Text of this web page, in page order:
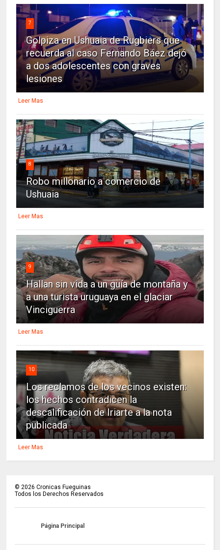
7
Golpiza en Ushuaia de Rugbiers que
recuerda al caso Fernando Báez dejó
a dos adolescentes con graves
lesiones
Leer Mas
8
Robo millonario a comercio de
Ushuaia
Leer Mas
9
Hallan sin vida a un guía de montaña y
a una turista uruguaya en el glaciar
Vinciguerra
Leer Mas
10
Los reclamos de los vecinos existen:
los hechos contradicen la
descalificación de Iriarte a la nota
publicada
Leer Mas
© 2026 Cronicas Fueguinas
Todos los Derechos Reservados
Página Principal